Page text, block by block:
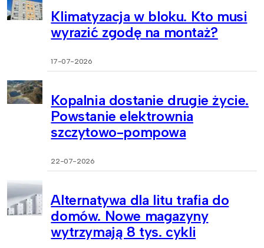
Klimatyzacja w bloku. Kto musi
wyrazić zgodę na montaż?
17-07-2026
Kopalnia dostanie drugie życie.
Powstanie elektrownia
szczytowo-pompowa
22-07-2026
Alternatywa dla litu trafia do
domów. Nowe magazyny
wytrzymają 8 tys. cykli